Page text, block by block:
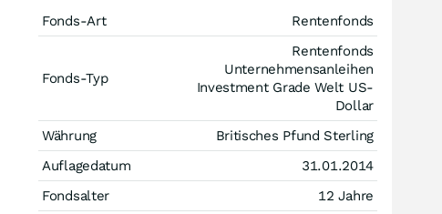
Fonds-Art Rentenfonds
Fonds-Typ
Rentenfonds
Unternehmensanleihen
Investment Grade Welt US-
Dollar
Währung
Britisches Pfund Sterling
Auflagedatum
31.01.2014
Fondsalter
12 Jahre